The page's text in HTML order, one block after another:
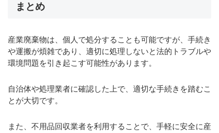
まとめ
産業廃棄物は、個人で処分することも可能ですが、手続き
や運搬が煩雑であり、適切に処理しないと法的トラブルや
環境問題を引き起こす可能性があります。
自治体や処理業者に確認した上で、適切な手続きを踏むこ
とが大切です。
また、不用品回収業者を利用することで、手軽に安全に産